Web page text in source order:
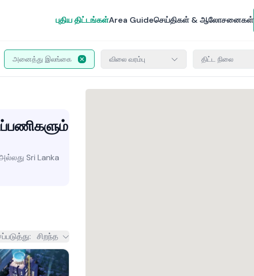
புதிய திட்டங்கள்Area Guideசெய்திகள் & ஆலோசனைகள்
அனைத்து இலங்கை விலை வரம்பு திட்ட நிலை
Sri Lanka
: சிறந்த